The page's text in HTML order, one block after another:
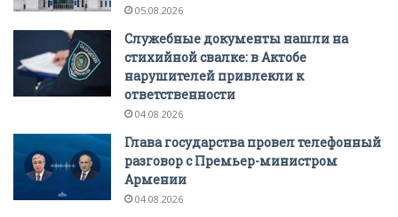
05.08.2026
Служебные документы нашли на
стихийной свалке: в Актобе
нарушителей привлекли к
ответственности
04.08.2026
Глава государства провел телефонный
разговор с Премьер-министром
Армении
04.08.2026